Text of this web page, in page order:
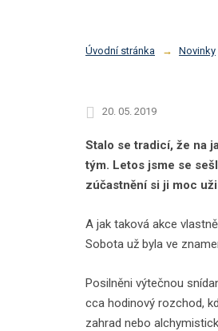
Úvodní stránka Novinky
20. 05. 2019
Stalo se tradicí, že na
tým. Letos jsme se
zúčastnění si ji moc
A jak taková akce
Sobota už byla ve
Posilněni výtečnou
cca hodinový rozchod,
zahrad nebo